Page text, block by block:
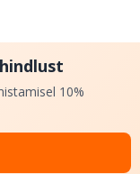
10%